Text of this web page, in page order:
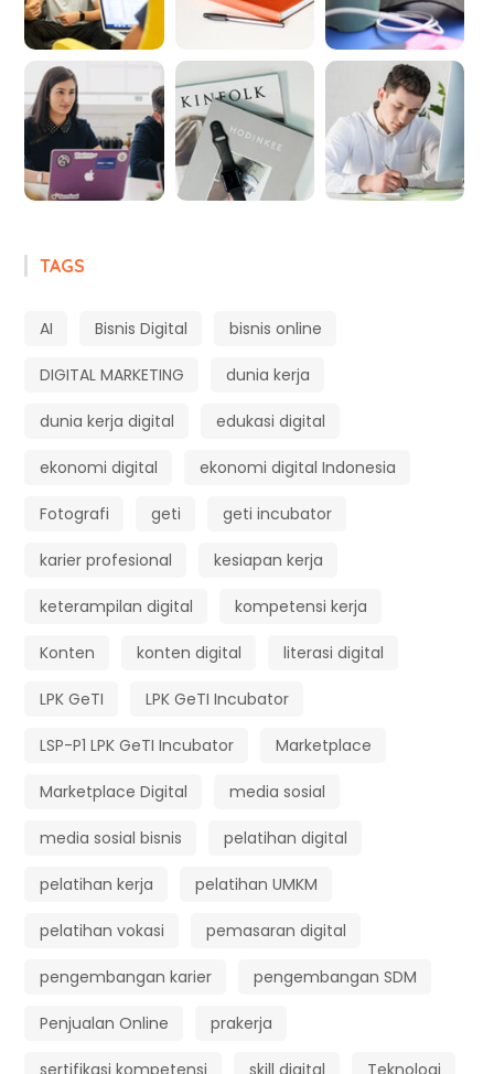
TAGS
AI Bisnis Digital bisnis online
DIGITAL MARKETING dunia kerja
dunia kerja digital edukasi digital
ekonomi digital ekonomi digital Indonesia
Fotografi geti geti incubator
karier profesional kesiapan kerja
keterampilan digital kompetensi kerja
Konten konten digital literasi digital
LPK GeTI LPK GeTI Incubator
LSP-P1 LPK GeTI Incubator Marketplace
Marketplace Digital media sosial
media sosial bisnis pelatihan digital
pelatihan kerja pelatihan UMKM
pelatihan vokasi pemasaran digital
pengembangan karier pengembangan SDM
Penjualan Online prakerja
sertifikasi kompetensi skill digital Teknologi